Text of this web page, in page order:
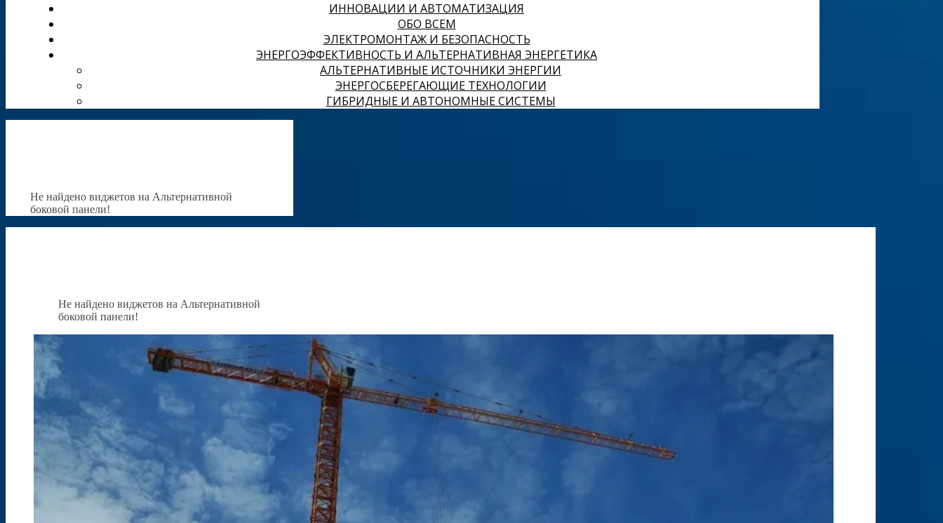
ИННОВАЦИИ И АВТОМАТИЗАЦИЯ
ОБО ВСЕМ
ЭЛЕКТРОМОНТАЖ И БЕЗОПАСНОСТЬ
ЭНЕРГОЭФФЕКТИВНОСТЬ И АЛЬТЕРНАТИВНАЯ ЭНЕРГЕТИКА
АЛЬТЕРНАТИВНЫЕ ИСТОЧНИКИ ЭНЕРГИИ
ЭНЕРГОСБЕРЕГАЮЩИЕ ТЕХНОЛОГИИ
ГИБРИДНЫЕ И АВТОНОМНЫЕ СИСТЕМЫ
Не найдено виджетов на Альтернативной
боковой панели!
Не найдено виджетов на Альтернативной
боковой панели!